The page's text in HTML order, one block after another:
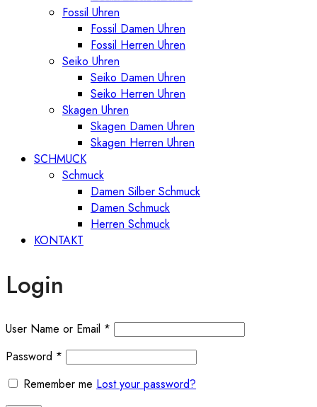
Fossil Uhren
Fossil Damen Uhren
Fossil Herren Uhren
Seiko Uhren
Seiko Damen Uhren
Seiko Herren Uhren
Skagen Uhren
Skagen Damen Uhren
Skagen Herren Uhren
SCHMUCK
Schmuck
Damen Silber Schmuck
Damen Schmuck
Herren Schmuck
KONTAKT
Login
User Name or Email *
Password *
Remember me Lost your password?